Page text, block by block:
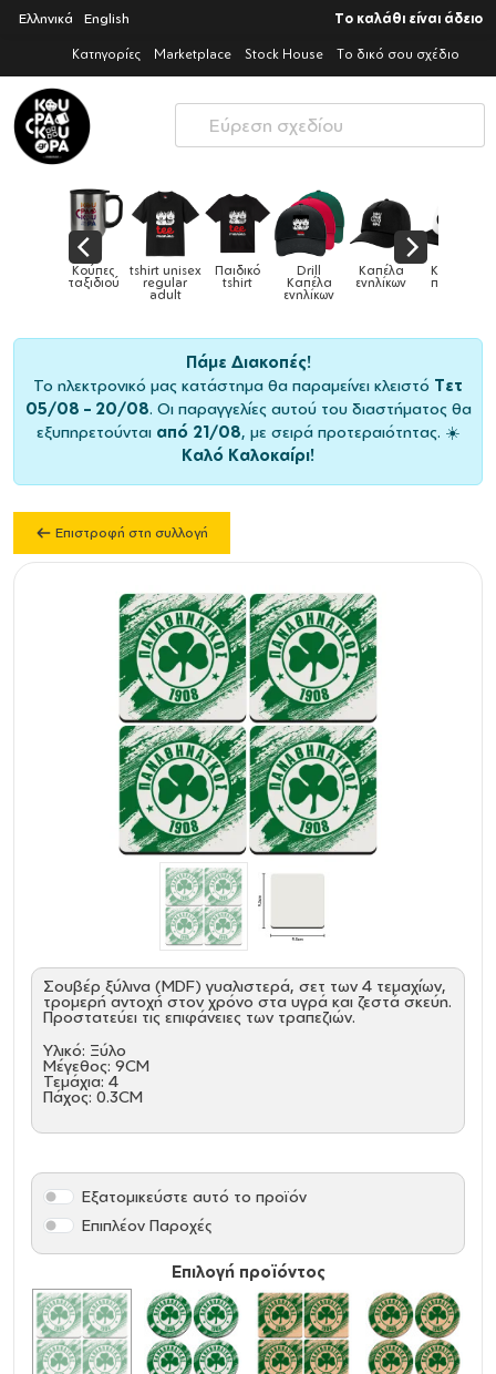
Ελληνικά English Το καλάθι είναι άδειο
Κατηγορίες Marketplace Stock House Το δικό σου σχέδιο
tshirt unisex
regular
Παιδικό
tshirt
Drill
Καπέλα
Καπέλα
ενηλίκων
Καπέλα
παιδικά Κούπες
Πάμε Διακοπές!
Το ηλεκτρονικό μας κατάστημα θα παραμείνει κλειστό Τετ
05/08 – 20/08. Οι παραγγελίες αυτού του διαστήματος θα
εξυπηρετούνται από 21/08, με σειρά προτεραιότητας. ☀️
Καλό Καλοκαίρι!
Επιστροφή στη συλλογή
Σουβέρ ξύλινα (MDF) γυαλιστερά, σετ των 4 τεμαχίων,
τρομερή αντοχή στον χρόνο στα υγρά και ζεστά σκεύη.
Προστατεύει τις επιφάνειες των τραπεζιών.
Υλικό: Ξύλο
Μέγεθος: 9CM
Τεμάχια: 4
Πάχος: 0.3CM
Επιλογή προϊόντος
Εξατομικεύστε αυτό το προϊόν
Επιπλέον Παροχές